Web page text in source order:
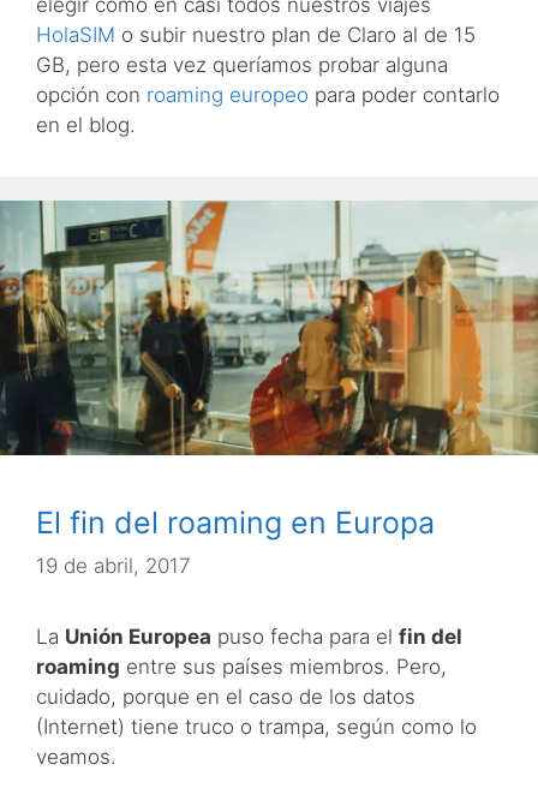
elegir como en casi todos nuestros viajes
HolaSIM o subir nuestro plan de Claro al de 15
GB, pero esta vez queríamos probar alguna
opción con roaming europeo para poder contarlo
en el blog.
El fin del roaming en Europa
19 de abril, 2017
La Unión Europea puso fecha para el fin del
roaming entre sus países miembros. Pero,
cuidado, porque en el caso de los datos
(Internet) tiene truco o trampa, según como lo
veamos.